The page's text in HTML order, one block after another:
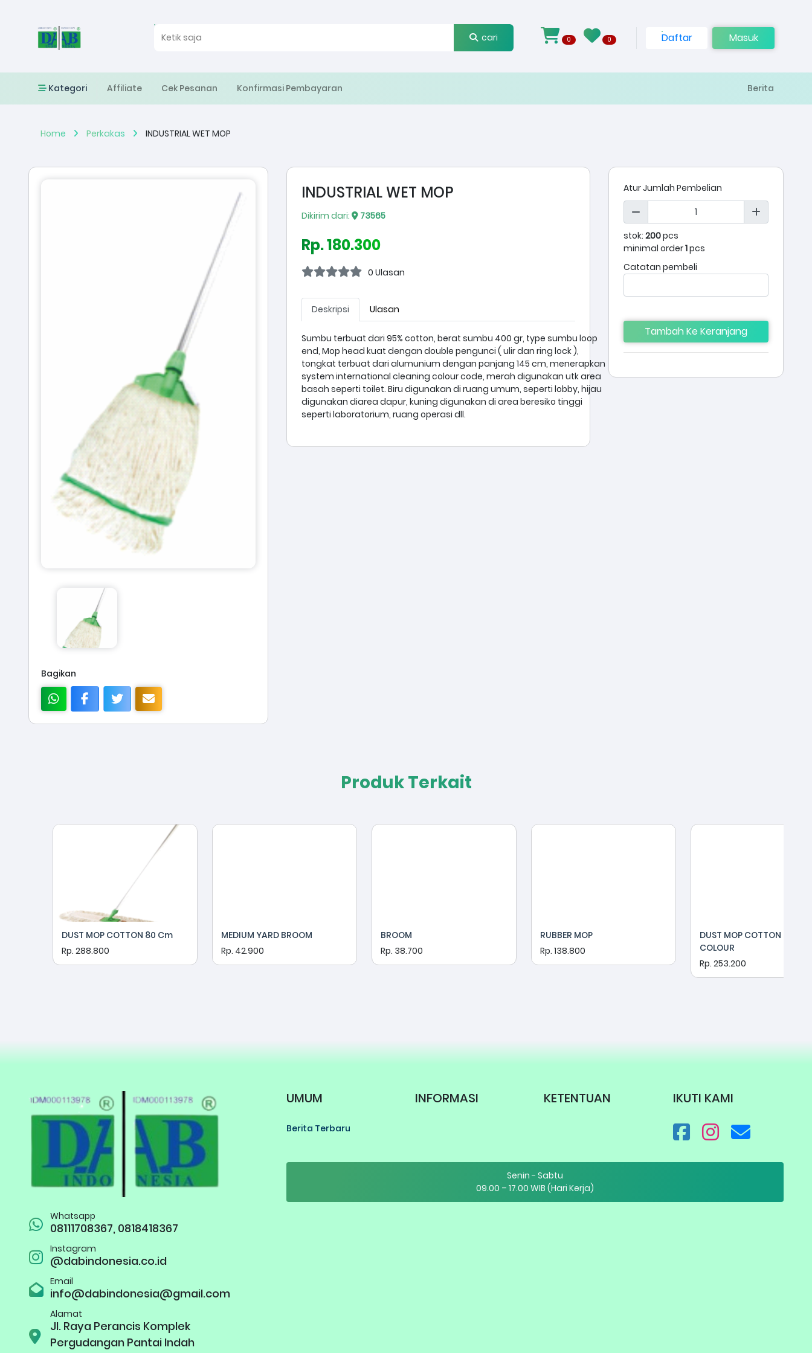
cari 0 0 Daftar Masuk
Kategori Affiliate Cek Pesanan Konfirmasi Pembayaran Berita
Home Perkakas INDUSTRIAL WET MOP
Bagikan
INDUSTRIAL WET MOP
Dikirim dari: 73565
Rp. 180.300
0 Ulasan
Deskripsi Ulasan
Sumbu terbuat dari 95% cotton, berat sumbu 400 gr, type sumbu loop
end, Mop head kuat dengan double pengunci ( ulir dan ring lock ),
tongkat terbuat dari alumunium dengan panjang 145 cm, menerapkan
system international cleaning colour code, merah digunakan utk area
basah seperti toilet. Biru digunakan di ruang umum, seperti lobby, hijau
digunakan diarea dapur, kuning digunakan di area beresiko tinggi
seperti laboratorium, ruang operasi dll.
Atur Jumlah Pembelian
stok: 200pcs
minimal order1pcs
Catatan pembeli
Tambah Ke Keranjang
Produk Terkait
DUST MOP COTTON 80 Cm
Rp. 288.800
MEDIUM YARD BROOM
Rp. 42.900
BROOM
Rp. 38.700
RUBBER MOP
Rp. 138.800
DUST MOP COTTON 60 CM
COLOUR
Rp. 253.200
Whatsapp
08111708367, 0818418367
Instagram
@dabindonesia.co.id
Email
info@dabindonesia@gmail.com
Alamat
Jl. Raya Perancis Komplek
Pergudangan Pantai Indah
UMUM
Berita Terbaru
INFORMASI KETENTUAN IKUTI KAMI
Senin - Sabtu
09.00 – 17.00 WIB (Hari Kerja)